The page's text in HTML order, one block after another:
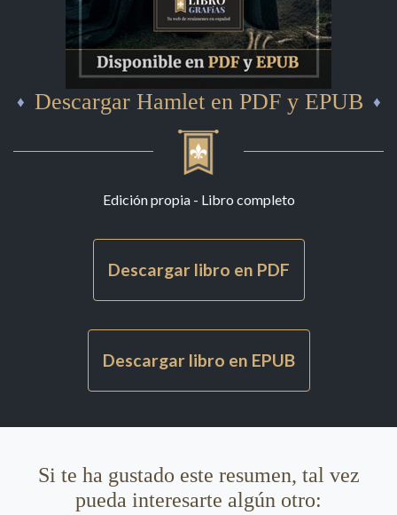
Descargar Hamlet en PDF y EPUB
Edición propia - Libro completo
Descargar libro en PDF
Descargar libro en EPUB
Si te ha gustado este resumen, tal vez
pueda interesarte algún otro: